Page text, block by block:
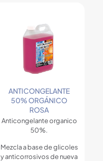
ANTICONGELANTE
50% ORGÁNICO
ROSA
Anticongelante organico
50%.
Mezcla a base de glicoles
y anticorrosivos de nueva